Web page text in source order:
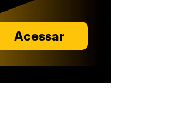
Acessar